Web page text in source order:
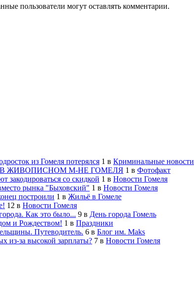
пользователи могут оставлять комментарии.
из Гомеля потерялся 1 в Криминальные новости
ЖИВОПИСНОМ М-НЕ ГОМЕЛЯ 1 в Фотофакт
закодироваться со скидкой 1 в Новости Гомеля
рынка "Быховский" 1 в Новости Гомеля
построили 1 в Жильё в Гомеле
12 в Новости Гомеля
Как это было... 9 в День города Гомель
и Рождеством! 1 в Праздники
Путеводитель. 6 в Блог им. Maks
из-за высокой зарплаты? 7 в Новости Гомеля